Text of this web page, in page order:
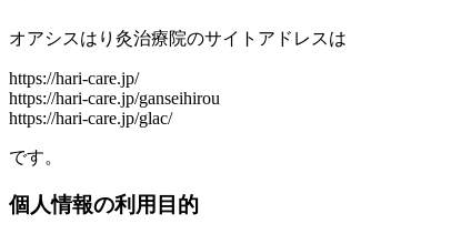
オアシスはり灸治療院のサイトアドレスは
https://hari-care.jp/
https://hari-care.jp/ganseihirou
https://hari-care.jp/glac/
です。
個人情報の利用目的